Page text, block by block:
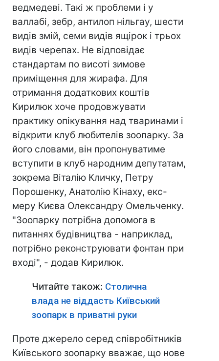
ведмедеві. Такі ж проблеми і у
валлабі, зебр, антилоп нільгау, шести
видів змій, семи видів ящірок і трьох
видів черепах. Не відповідає
стандартам по висоті зимове
приміщення для жирафа. Для
отримання додаткових коштів
Кирилюк хоче продовжувати
практику опікування над тваринами і
відкрити клуб любителів зоопарку. За
його словами, він пропонуватиме
вступити в клуб народним депутатам,
зокрема Віталію Кличку, Петру
Порошенку, Анатолію Кінаху, екс-
меру Києва Олександру Омельченку.
"Зоопарку потрібна допомога в
питаннях будівництва - наприклад,
потрібно реконструювати фонтан при
вході", - додав Кирилюк.
Читайте також: Столична
влада не віддасть Київський
зоопарк в приватні руки
Проте джерело серед співробітників
Київського зоопарку вважає, що нове